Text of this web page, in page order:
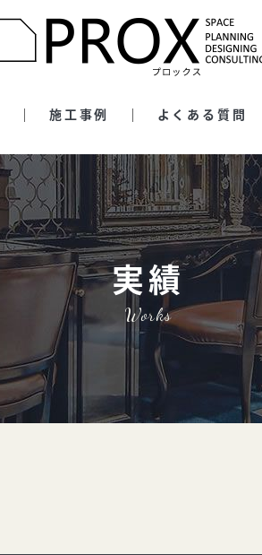
施工事例 よくある質問
実績
Works